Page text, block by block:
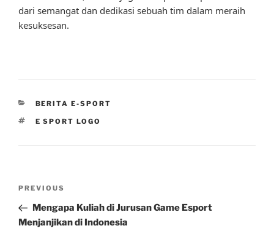
dari semangat dan dedikasi sebuah tim dalam meraih
kesuksesan.
CATEGORIES
BERITA E-SPORT
TAGS
E SPORT LOGO
Previous
Post
PREVIOUS
Mengapa Kuliah di Jurusan Game Esport
Menjanjikan di Indonesia